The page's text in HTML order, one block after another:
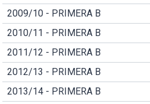
2009/10 - PRIMERA B
2010/11 - PRIMERA B
2011/12 - PRIMERA B
2012/13 - PRIMERA B
2013/14 - PRIMERA B